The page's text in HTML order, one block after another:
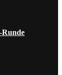
Runde